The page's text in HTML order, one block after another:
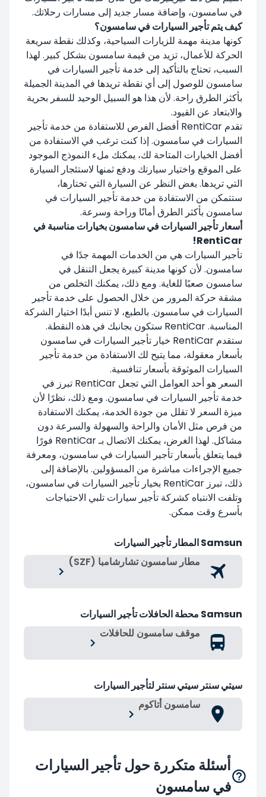
في سامسون، وإضافة مسار جديد إلى مسارات رحلاتك.
كيف يتم تأجير السيارات في سامسون؟
كونها مدينة مهمة للزيارات السياحية، وكذلك نقطة سريعة
الحركة للأعمال، تزيد من قيمة سامسون بشكل كبير. لهذا
السبب، تحتاج بالتأكيد إلى خدمة تأجير السيارات في
سامسون للوصول إلى أي نقطة تريدها في المدينة الجميلة
بأكثر الطرق راحة. لأن هذا هو السبيل الوحيد للسفر بحرية
والابتعاد عن القيود.
تقدم RentiCar أفضل الفرص للاستفادة من خدمة تأجير
السيارات في سامسون. إذا كنت ترغب في الاستفادة من
أفضل الخيارات المتاحة لك، يمكنك ملء النموذج الموجود
على الموقع واختيار سيارتك ودفع ثمنها لاستئجار السيارة
التي تريدها. بغض النظر عن السيارة التي تختارها،
ستتمكن من الاستفادة من خدمة تأجير السيارات في
سامسون بأكثر الطرق أمانًا وراحة وسرعة.
أسعار تأجير السيارات في سامسون بخيارات مناسبة في
RentiCar!
تأجير السيارات هي من الخدمات المهمة جدًا في
سامسون. لأن كونها مدينة كبيرة يجعل التنقل في
سامسون صعبًا للغاية. ومع ذلك، يمكنك التخلص من
مشقة حركة المرور من خلال الحصول على خدمة تأجير
السيارات في سامسون. بالطبع، لا تنس أبدًا اختيار الشركة
المناسبة. RentiCar ستكون بجانبك في هذه النقطة.
ستقدم RentiCar خيار تأجير السيارات في سامسون
بأسعار معقولة، مما يتيح لك الاستفادة من خدمة تأجير
السيارات الموثوقة بأسعار تنافسية.
السعر هو أحد العوامل التي تجعل RentiCar تبرز في
خدمة تأجير السيارات في سامسون. ومع ذلك، نظرًا لأن
ميزة السعر لا تقلل من جودة الخدمة، يمكنك الاستفادة
من فرص مثل الأمان والراحة والسهولة والسرعة دون
مشاكل. لهذا الغرض، يمكنك الاتصال بـ RentiCar فورًا
فيما يتعلق بأسعار تأجير السيارات في سامسون، ومعرفة
جميع الإجراءات مباشرة من المسؤولين. بالإضافة إلى
ذلك، تبرز RentiCar بخيار تأجير السيارات في سامسون،
وتلفت الانتباه كشركة تأجير سيارات تلبي الاحتياجات
بأسرع وقت ممكن.
Samsun المطار تأجير السيارات
مطار سامسون تشارشامبا (SZF)
Samsun محطة الحافلات تأجير السيارات
موقف سامسون للحافلات
سيتي سنتر سيتي سنتر لتأجير السيارات
سامسون أتاكوم
أسئلة متكررة حول تأجير السيارات
في سامسون